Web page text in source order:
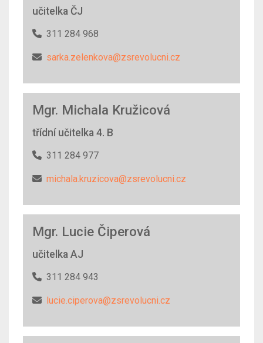
učitelka ČJ
311 284 968
sarka.zelenkova@zsrevolucni.cz
Mgr. Michala Kružicová
třídní učitelka 4. B
311 284 977
michala.kruzicova@zsrevolucni.cz
Mgr. Lucie Čiperová
učitelka AJ
311 284 943
lucie.ciperova@zsrevolucni.cz